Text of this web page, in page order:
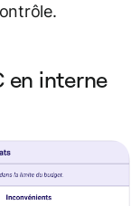
en interne